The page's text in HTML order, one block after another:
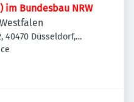
im Bundesbau NRW
40470 Düsseldorf,